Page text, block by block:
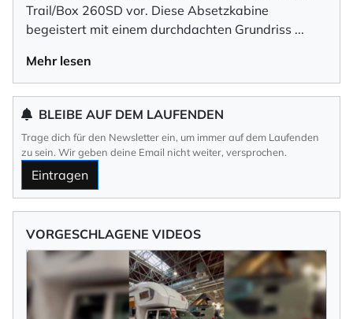
Trail/Box 260SD vor. Diese Absetzkabine
begeistert mit einem durchdachten Grundriss ...
Mehr lesen
BLEIBE AUF DEM LAUFENDEN
Trage dich für den Newsletter ein, um immer auf dem Laufenden
zu sein. Wir geben deine Email nicht weiter, versprochen.
Eintragen
VORGESCHLAGENE VIDEOS